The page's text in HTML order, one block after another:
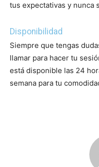
tus expectativas y nunca
Disponibilidad
Siempre que tengas
llamar para hacer tu
está disponible las 24
semana para tu